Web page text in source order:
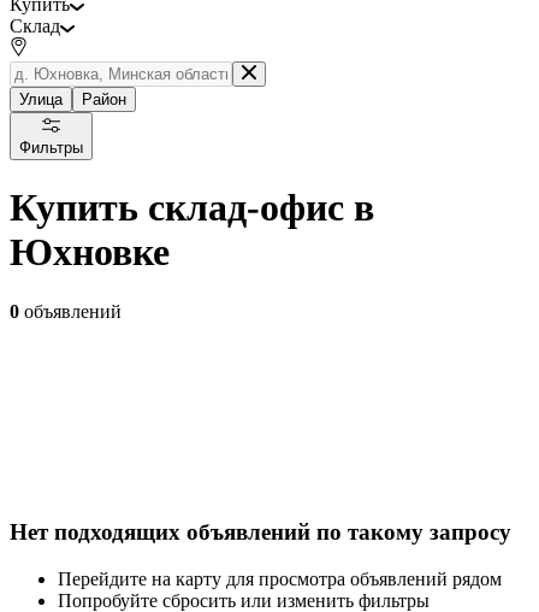
Склад
Улица Район
Фильтры
Купить склад-офис в
Юхновке
0 объявлений
Нет подходящих объявлений по такому запросу
Перейдите на карту для просмотра объявлений рядом
Попробуйте сбросить или изменить фильтры